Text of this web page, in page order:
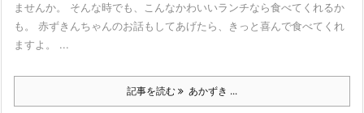
ませんか。 そんな時でも、こんなかわいいランチなら食べてくれるか
も。 赤ずきんちゃんのお話もしてあげたら、きっと喜んで食べてくれ
ますよ。 ...
記事を読む あかずき ...